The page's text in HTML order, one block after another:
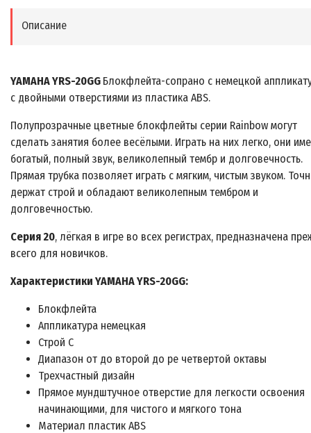
Описание
YAMAHA YRS-20GG Блокфлейта-сопрано с немецкой
с двойными отверстиями из пластика ABS.
Полупрозрачные цветные блокфлейты серии Rainbow могут
сделать занятия более весёлыми. Играть на них легко, они
богатый, полный звук, великолепный тембр и долговечность.
Прямая трубка позволяет играть с мягким, чистым звуком.
держат строй и обладают великолепным тембром и
долговечностью.
Серия 20, лёгкая в игре во всех регистрах, предназначена
всего для новичков.
Характеристики YAMAHA YRS-20GG:
Блокфлейта
Аппликатура немецкая
Строй C
Диапазон от до второй до ре четвертой октавы
Трехчастный дизайн
Прямое мундштучное отверстие для легкости освоения
начинающими, для чистого и мягкого тона
Материал пластик ABS